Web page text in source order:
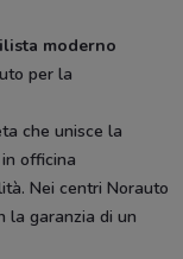
moderno
per la
che unisce la
officina
Nei centri Norauto
la garanzia di un